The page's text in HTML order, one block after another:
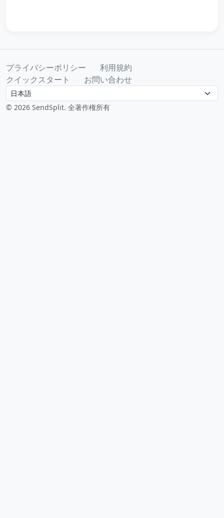
プライバシーポリシー
利用規約
クイックスタート
お問い合わせ
Language
© 2026 SendSplit. 全著作権所有